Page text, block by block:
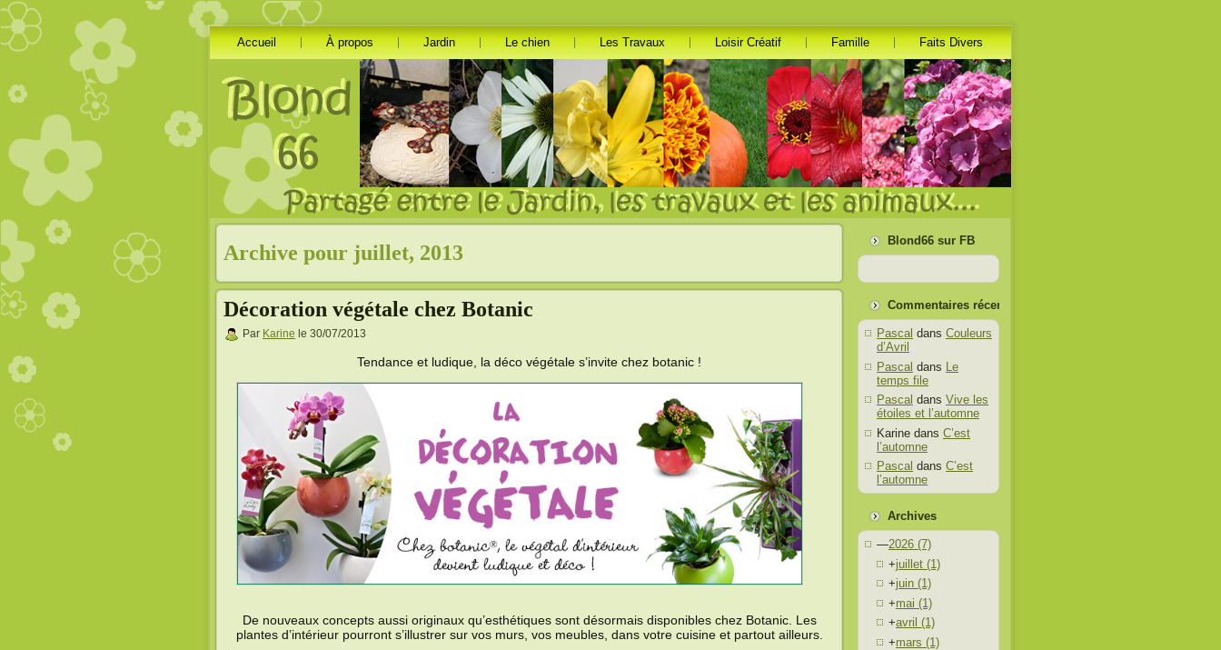
Accueil À propos Jardin Le chien Les Travaux Loisir Créatif Famille Faits Divers
Archive pour juillet, 2013
Décoration végétale chez Botanic
Par Karine le 30/07/2013
Tendance et ludique, la déco végétale s’invite chez botanic !
De nouveaux concepts aussi originaux qu’esthétiques sont désormais disponibles chez Botanic. Les
plantes d’intérieur pourront s’illustrer sur vos murs, vos meubles, dans votre cuisine et partout ailleurs.
Blond66 sur FB
Commentaires récents
Pascal dans Couleurs
d’Avril
Pascal dans Le
temps file
Pascal dans Vive les
étoiles et l’automne
Karine dans C’est
l’automne
Pascal dans C’est
l’automne
Archives
—2026 (7)
+juillet (1)
+juin (1)
+mai (1)
+avril (1)
+mars (1)